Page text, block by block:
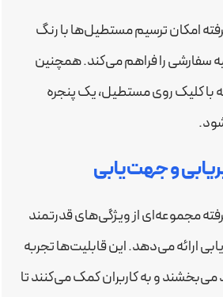
امکان ترسیم مستطیل‌ها با رنگ
را فراهم می‌کند. همچنین
با کلیک روی مستطیل، یک پنجره
و جهت‌یابی
مجموعه‌ای از ویژگی‌های قدرتمند
ارائه می‌دهد. این قابلیت‌ها تجربه
می‌بخشند و به کاربران کمک می‌کنند تا